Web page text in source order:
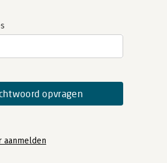
aanmelden